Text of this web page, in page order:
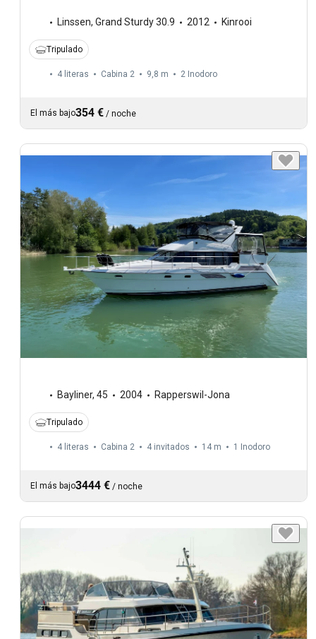
Linssen, Grand Sturdy 30.9 2012 Kinrooi
Tripulado
4 literas Cabina 2 9,8 m 2 Inodoro
El más bajo354 € / noche
Bayliner, 45 2004 Rapperswil-Jona
Tripulado
4 literas Cabina 2 4 invitados 14 m 1 Inodoro
El más bajo3444 € / noche